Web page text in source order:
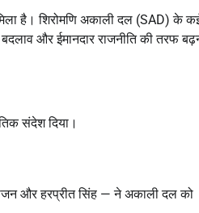
है। शिरोमणि अकाली दल (SAD) के
और ईमानदार राजनीति की तरफ
संदेश दिया।
और हरप्रीत सिंह — ने अकाली दल को